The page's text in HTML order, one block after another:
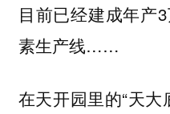
目前已经建成年产
素生产线……
在天开园里的“天